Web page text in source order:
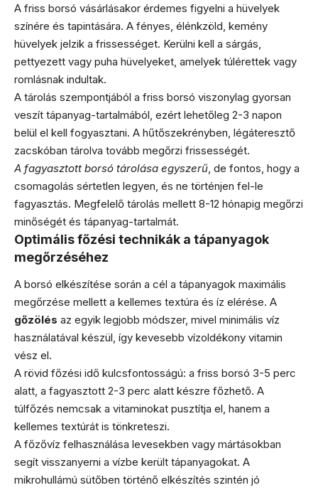
A friss borsó vásárlásakor érdemes figyelni a hüvelyek
színére és tapintására. A fényes, élénkzöld, kemény
hüvelyek jelzik a frissességet. Kerülni kell a sárgás,
pettyezett vagy puha hüvelyeket, amelyek túlérettek vagy
romlásnak indultak.
A tárolás szempontjából a friss borsó viszonylag gyorsan
veszít tápanyag-tartalmából, ezért lehetőleg 2-3 napon
belül el kell fogyasztani. A hűtőszekrényben, légáteresztő
zacskóban tárolva tovább megőrzi frissességét.
A fagyasztott borsó tárolása egyszerű , de fontos, hogy a
csomagolás sértetlen legyen, és ne történjen fel-le
fagyasztás. Megfelelő tárolás mellett 8-12 hónapig megőrzi
minőségét és tápanyag-tartalmát.
Optimális főzési technikák a tápanyagok
megőrzéséhez
A borsó elkészítése során a cél a tápanyagok maximális
megőrzése mellett a kellemes textúra és íz elérése. A
gőzölés az egyik legjobb módszer, mivel minimális víz
használatával készül, így kevesebb vízoldékony vitamin
vész el.
A rövid főzési idő kulcsfontosságú: a friss borsó 3-5 perc
alatt, a fagyasztott 2-3 perc alatt készre főzhető. A
túlfőzés nemcsak a vitaminokat pusztítja el, hanem a
kellemes textúrát is tönkreteszi.
A főzővíz felhasználása levesekben vagy mártásokban
segít visszanyerni a vízbe került tápanyagokat. A
mikrohullámú sütőben történő elkészítés szintén jó